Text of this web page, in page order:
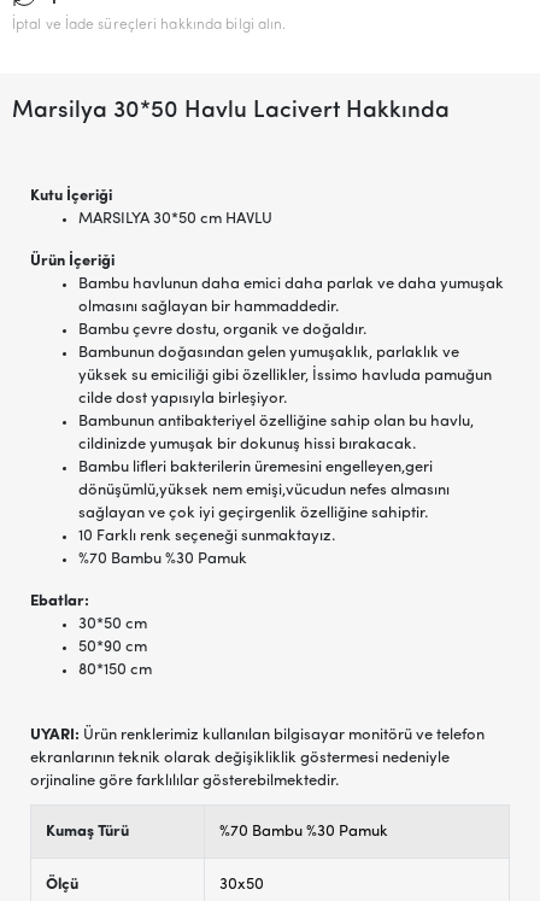
İptal ve İade süreçleri hakkında bilgi alın.
Marsilya 30*50 Havlu Lacivert Hakkında
Kutu İçeriği
MARSILYA 30*50 cm HAVLU
Ürün İçeriği
Bambu havlunun daha emici daha parlak ve daha yumuşak
olmasını sağlayan bir hammaddedir.
Bambu çevre dostu, organik ve doğaldır.
Bambunun doğasından gelen yumuşaklık, parlaklık ve
yüksek su emiciliği gibi özellikler, İssimo havluda pamuğun
cilde dost yapısıyla birleşiyor.
Bambunun antibakteriyel özelliğine sahip olan bu havlu,
cildinizde yumuşak bir dokunuş hissi bırakacak.
Bambu lifleri bakterilerin üremesini engelleyen,geri
dönüşümlü,yüksek nem emişi,vücudun nefes almasını
sağlayan ve çok iyi geçirgenlik özelliğine sahiptir.
10 Farklı renk seçeneği sunmaktayız.
%70 Bambu %30 Pamuk
Ebatlar:
30*50 cm
50*90 cm
80*150 cm
UYARI: Ürün renklerimiz kullanılan bilgisayar monitörü ve telefon
ekranlarının teknik olarak değişikliklik göstermesi nedeniyle
orjinaline göre farklılılar gösterebilmektedir.
Kumaş Türü %70 Bambu %30 Pamuk
Ölçü 30x50